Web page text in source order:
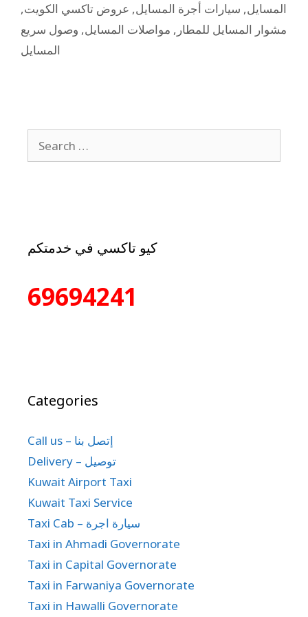
المسايل, سيارات أجرة المسايل, عروض تاكسي الكويت,
مشوار المسايل للمطار , مواصلات المسايل, وصول سريع
المسايل
كيو تاكسي في خدمتكم
69694241
Categories
Call us – إتصل بنا
Delivery – توصيل
Kuwait Airport Taxi
Kuwait Taxi Service
Taxi Cab – سيارة اجرة
Taxi in Ahmadi Governorate
Taxi in Capital Governorate
Taxi in Farwaniya Governorate
Taxi in Hawalli Governorate